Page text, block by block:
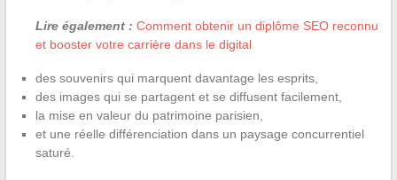
Lire également : Comment obtenir un diplôme SEO reconnu
et booster votre carrière dans le digital
des souvenirs qui marquent davantage les esprits,
des images qui se partagent et se diffusent facilement,
la mise en valeur du patrimoine parisien,
et une réelle différenciation dans un paysage concurrentiel
saturé.